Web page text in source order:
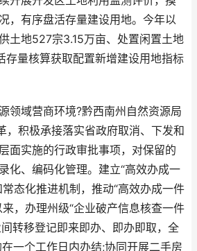
，有序盘活存量建设用地。今年以
土地527宗3.15万亩、处置闲置土地
存量核算获取配置新增建设用地指标
域营商环境?黔西南州自然资源局
，积极承接落实省政府取消、下发和
面实施的行政审批事项，对保留的
化、编码化管理。建立“高效办成一
态化推进机制，推动“高效办成一件
，办理州级“企业破产信息核查一件
转移登记即来即办、即办即取，全
一个工作日内办结;协同开展二手房